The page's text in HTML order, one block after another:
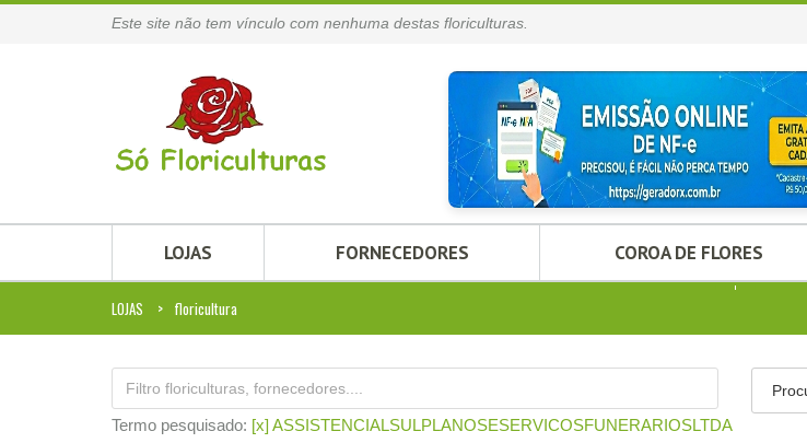
Este site não tem vínculo com nenhuma destas floriculturas.
LOJAS FORNECEDORES COROA DE FLORES
LOJAS floricultura
Termo pesquisado: [x] ASSISTENCIALSULPLANOSESERVICOSFUNERARIOSLTDA